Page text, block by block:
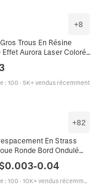
+8
Trous En Résine
Effet Aurora Laser Coloré
Européen Pour La
De Bijoux
: 100 · 5K+ vendus récemment
+82
En Strass
Ronde Bord Ondulé
Colorés Pour Fabrication
Collier DIY
$0.003-0.04
: 100 · 10K+ vendus récemment